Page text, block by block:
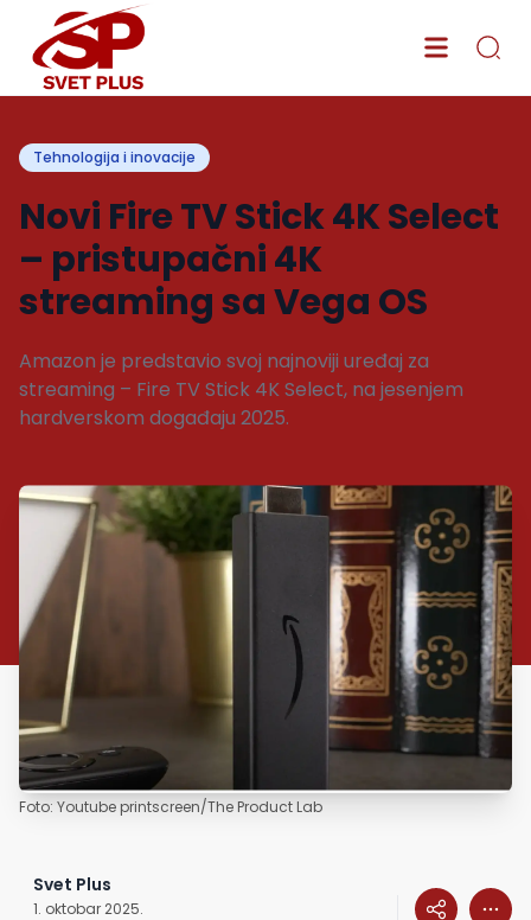
Tehnologija i inovacije
Novi Fire TV Stick 4K Select
– pristupačni 4K
streaming sa Vega OS
Amazon je predstavio svoj najnoviji uređaj za
streaming – Fire TV Stick 4K Select, na jesenjem
hardverskom događaju 2025.
Foto: Youtube printscreen/The Product Lab
Svet Plus
1. oktobar 2025.